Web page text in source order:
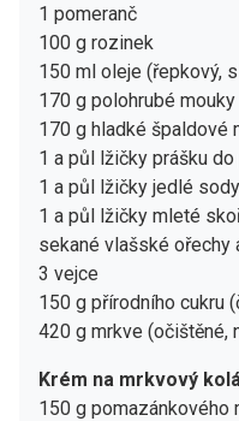
1 pomeranč
100 g rozinek
150 ml oleje (řepkový,
170 g polohrubé mouky
170 g hladké špaldové
1 a půl lžičky prášku
1 a půl lžičky jedlé sody
1 a půl lžičky mleté
sekané vlašské ořechy
3 vejce
150 g přírodního cukru
420 g mrkve (očištěné,
Krém na mrkvový
150 g pomazánkového